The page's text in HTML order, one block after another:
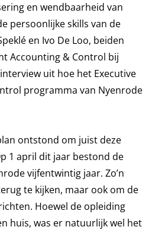
en wendbaarheid van
persoonlijke skills van de
en Ivo De Loo, beiden
Accounting & Control bij
uit hoe het Executive
programma van Nyenrode
ontstond om juist deze
1 april dit jaar bestond de
vijfentwintig jaar. Zo’n
te kijken, maar ook om de
Hoewel de opleiding
huis, was er natuurlijk wel het